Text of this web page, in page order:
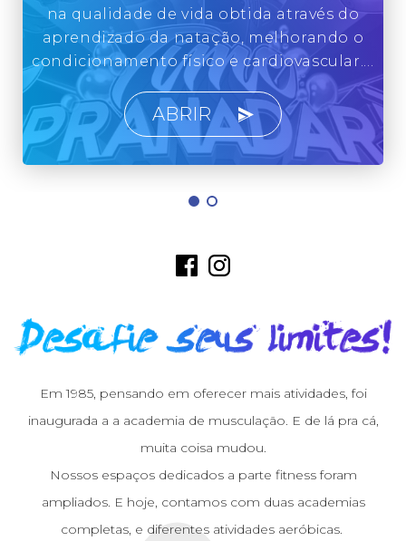
na qualidade de vida obtida através do
aprendizado da natação, melhorando o
condicionamento físico e cardiovascular.…
ABRIR
Em 1985, pensando em oferecer mais atividades, foi
inaugurada a a academia de musculação. E de lá pra cá,
muita coisa mudou.
Nossos espaços dedicados a parte fitness foram
ampliados. E hoje, contamos com duas academias
completas, e diferentes atividades aeróbicas.